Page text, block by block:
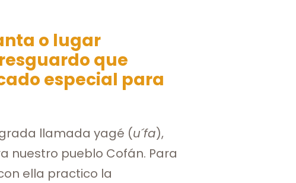
o lugar
que
especial para
llamada yagé (u´fa),
nuestro pueblo Cofán. Para
ella practico la